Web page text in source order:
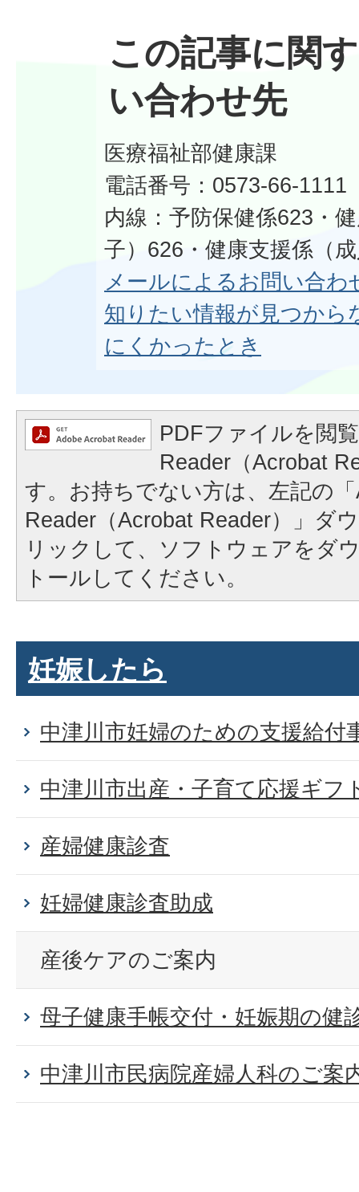
この記事に関
い合わせ先
医療福祉部健康課
電話番号：0573-66-1111
内線：予防保健係623・
子）626・健康支援係（
メールによるお問い合わ
知りたい情報が見つから
にくかったとき
PDFファイルを閲
Reader（Acrobat
す。お持ちでない方は、左記の
Reader（Acrobat Reader）」ダ
リックして、ソフトウェアをダ
トールしてください。
妊娠したら
中津川市妊婦のための支援給付
中津川市出産・子育て応援ギフ
産婦健康診査
妊婦健康診査助成
産後ケアのご案内
母子健康手帳交付・妊娠期の健
中津川市民病院産婦人科のご案